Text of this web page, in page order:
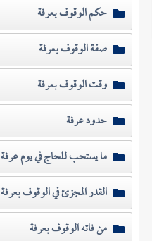
حكم الوقوف بعرفة
صفة الوقوف بعرفة
وقت الوقوف بعرفة
حدود عرفة
ما يستحب للحاج في يوم عرفة
القدر المجزئ في الوقوف بعرفة
من فاته الوقوف بعرفة